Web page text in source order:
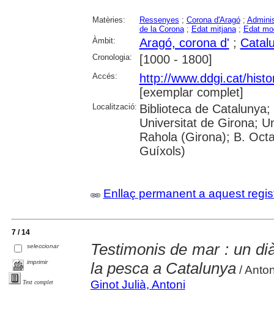
Matèries: Ressenyes ; Corona d'Aragó;
de la Corona; Edat mitjana; Edat
Àmbit:
Aragó, corona d' ;
Cronologia: [1000 - 1800]
Accés:
http://www.ddgi.cat/
[exemplar complet]
Localització: Biblioteca de
Universitat de Girona;
Rahola (Girona); B.
Guíxols)
Enllaç permanent a aquest
7 / 14
seleccionar
imprimir
Text complet
Testimonis de mar : un
la pesca a Catalunya/
Ginot Julià, Antoni